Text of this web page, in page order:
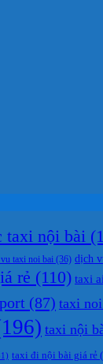
taxi nội bài
taxi noi bai (36) dịch
rẻ (110) taxi
(87) taxi
taxi nội
taxi đi nội bài giá rẻ